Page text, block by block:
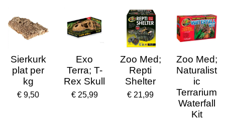
Sierkurk
plat per
kg
€ 9,50
Exo
Terra; T-
Rex Skull
€ 25,99
Zoo Med;
Repti
Shelter
€ 21,99
Zoo Med;
Naturalist
ic
Terrarium
Waterfall
Kit